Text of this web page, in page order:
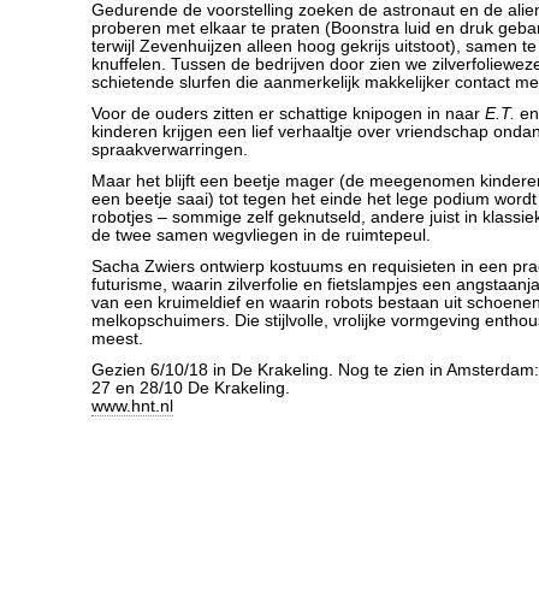
Gedurende de voorstelling zoeken de astronaut en de
proberen met elkaar te praten (Boonstra luid en druk
terwijl Zevenhuijzen alleen hoog gekrijs uitstoot), samen
knuffelen. Tussen de bedrijven door zien we
schietende slurfen die aanmerkelijk makkelijker contact
Voor de ouders zitten er schattige knipogen in naar E.T.
kinderen krijgen een lief verhaaltje over vriendschap
spraakverwarringen.
Maar het blijft een beetje mager (de meegenomen
een beetje saai) tot tegen het einde het lege podium
robotjes – sommige zelf geknutseld, andere juist in
de twee samen wegvliegen in de ruimtepeul.
Sacha Zwiers ontwierp kostuums en requisieten in een
futurisme, waarin zilverfolie en fietslampjes een
van een kruimeldief en waarin robots bestaan uit
melkopschuimers. Die stijlvolle, vrolijke vormgeving
meest.
Gezien 6/10/18 in De Krakeling. Nog te zien in
27 en 28/10 De Krakeling.
www.hnt.nl